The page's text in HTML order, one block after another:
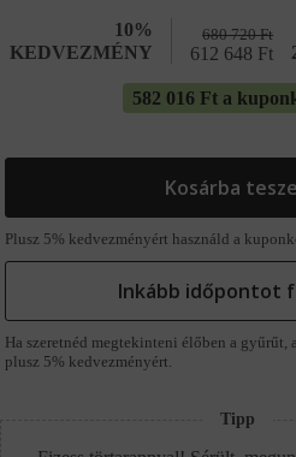
10%
KEDVEZMÉNY
680 720Ft
612 648 Ft
582 016 Ft a
Kosárba
Plusz 5% kedvezményért használd a
Inkább időpontot
Ha szeretnéd megtekinteni élőben a
plusz 5% kedvezményért.
Tipp